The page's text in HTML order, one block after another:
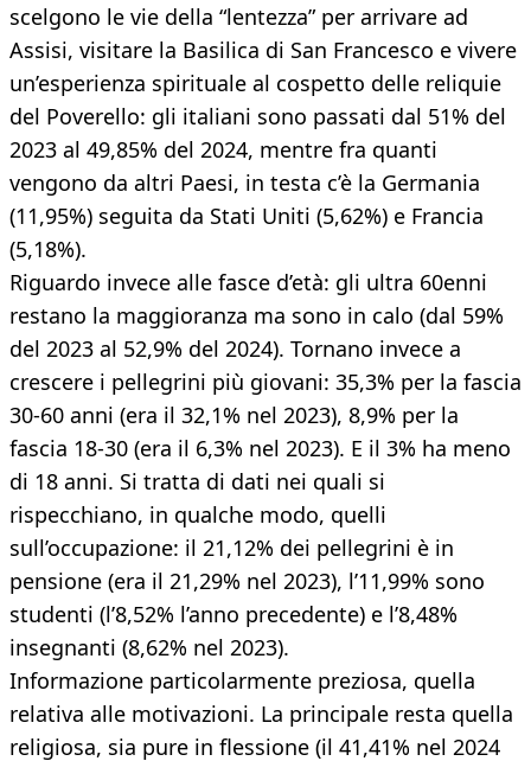
scelgono le vie della “lentezza” per arrivare ad
Assisi, visitare la Basilica di San Francesco e vivere
un’esperienza spirituale al cospetto delle reliquie
del Poverello: gli italiani sono passati dal 51% del
2023 al 49,85% del 2024, mentre fra quanti
vengono da altri Paesi, in testa c’è la Germania
(11,95%) seguita da Stati Uniti (5,62%) e Francia
(5,18%).
Riguardo invece alle fasce d’età: gli ultra 60enni
restano la maggioranza ma sono in calo (dal 59%
del 2023 al 52,9% del 2024). Tornano invece a
crescere i pellegrini più giovani: 35,3% per la fascia
30-60 anni (era il 32,1% nel 2023), 8,9% per la
fascia 18-30 (era il 6,3% nel 2023). E il 3% ha meno
di 18 anni. Si tratta di dati nei quali si
rispecchiano, in qualche modo, quelli
sull’occupazione: il 21,12% dei pellegrini è in
pensione (era il 21,29% nel 2023), l’11,99% sono
studenti (l’8,52% l’anno precedente) e l’8,48%
insegnanti (8,62% nel 2023).
Informazione particolarmente preziosa, quella
relativa alle motivazioni. La principale resta quella
religiosa, sia pure in flessione (il 41,41% nel 2024